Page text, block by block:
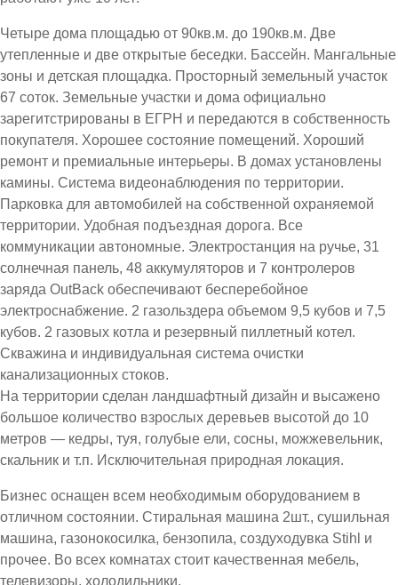
Четыре дома площадью от 90кв.м. до 190кв.м. Две
утепленные и две открытые беседки. Бассейн. Мангальные
зоны и детская площадка. Просторный земельный участок
67 соток. Земельные участки и дома официально
зарегитстрированы в ЕГРН и передаются в собственность
покупателя. Хорошее состояние помещений. Хороший
ремонт и премиальные интерьеры. В домах установлены
камины. Система видеонаблюдения по территории.
Парковка для автомобилей на собственной охраняемой
территории. Удобная подъездная дорога. Все
коммуникации автономные. Электростанция на ручье, 31
солнечная панель, 48 аккумуляторов и 7 контролеров
заряда OutBack обеспечивают бесперебойное
электроснабжение. 2 газольздера объемом 9,5 кубов и 7,5
кубов. 2 газовых котла и резервный пиллетный котел.
Скважина и индивидуальная система очистки
канализационных стоков.
На территории сделан ландшафтный дизайн и высажено
большое количество взрослых деревьев высотой до 10
метров — кедры, туя, голубые ели, сосны, можжевельник,
скальник и т.п. Исключительная природная локация.
Бизнес оснащен всем необходимым оборудованием в
отличном состоянии. Стиральная машина 2шт., сушильная
машина, газонокосилка, бензопила, создуходувка Stihl и
прочее. Во всех комнатах стоит качественная мебель,
телевизоры, холодильники.